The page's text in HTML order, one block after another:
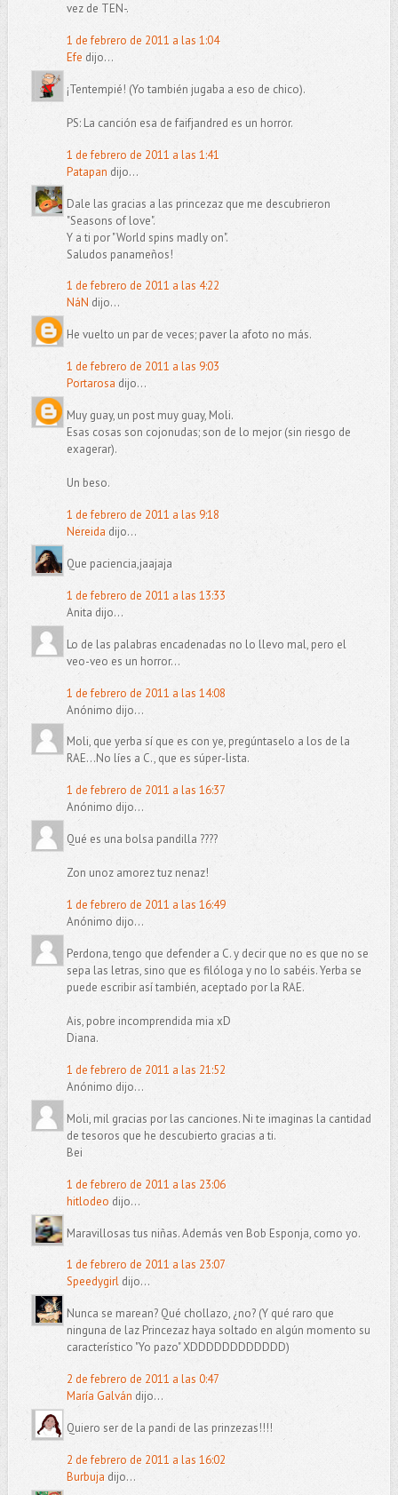
vez de TEN-.
1 de febrero de 2011 a las 1:04
Efe dijo...
¡Tentempié! (Yo también jugaba a eso de chico).
PS: La canción esa de faifjandred es un horror.
1 de febrero de 2011 a las 1:41
Patapan dijo...
Dale las gracias a las princezaz que me descubrieron
"Seasons of love".
Y a ti por "World spins madly on".
Saludos panameños!
1 de febrero de 2011 a las 4:22
NáN dijo...
He vuelto un par de veces; paver la afoto no más.
1 de febrero de 2011 a las 9:03
Portarosa dijo...
Muy guay, un post muy guay, Moli.
Esas cosas son cojonudas; son de lo mejor (sin riesgo de
exagerar).
Un beso.
1 de febrero de 2011 a las 9:18
Nereida dijo...
Que paciencia,jaajaja
1 de febrero de 2011 a las 13:33
Anita dijo...
Lo de las palabras encadenadas no lo llevo mal, pero el
veo-veo es un horror...
1 de febrero de 2011 a las 14:08
Anónimo dijo...
Moli, que yerba sí que es con ye, pregúntaselo a los de la
RAE...No líes a C., que es súper-lista.
1 de febrero de 2011 a las 16:37
Anónimo dijo...
Qué es una bolsa pandilla ????
Zon unoz amorez tuz nenaz!
1 de febrero de 2011 a las 16:49
Anónimo dijo...
Perdona, tengo que defender a C. y decir que no es que no se
sepa las letras, sino que es filóloga y no lo sabéis. Yerba se
puede escribir así también, aceptado por la RAE.
Ais, pobre incomprendida mia xD
Diana.
1 de febrero de 2011 a las 21:52
Anónimo dijo...
Moli, mil gracias por las canciones. Ni te imaginas la cantidad
de tesoros que he descubierto gracias a ti.
Bei
1 de febrero de 2011 a las 23:06
hitlodeo dijo...
Maravillosas tus niñas. Además ven Bob Esponja, como yo.
1 de febrero de 2011 a las 23:07
Speedygirldijo...
Nunca se marean? Qué chollazo, ¿no? (Y qué raro que
ninguna de laz Princezaz haya soltado en algún momento su
característico "Yo pazo" XDDDDDDDDDDDD)
2 de febrero de 2011 a las 0:47
María Galván dijo...
Quiero ser de la pandi de las prinzezas!!!!
2 de febrero de 2011 a las 16:02
Burbuja dijo...